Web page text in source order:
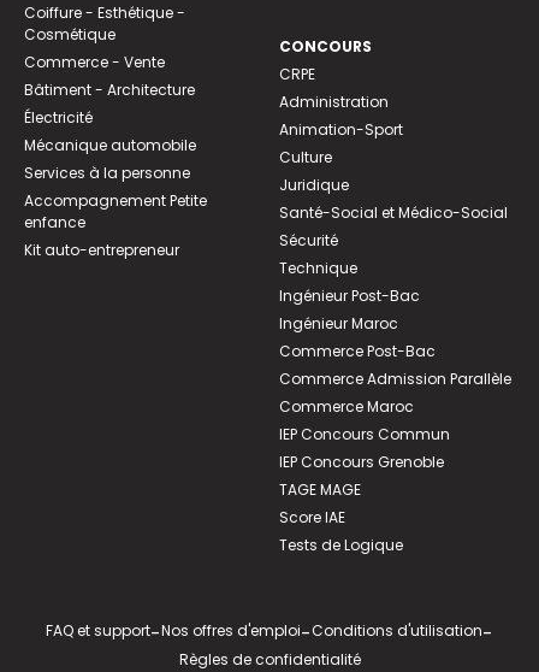
Coiffure - Esthétique -
Cosmétique
Commerce - Vente
Bâtiment - Architecture
Électricité
Mécanique automobile
Services à la personne
Accompagnement Petite
enfance
Kit auto-entrepreneur
CONCOURS
CRPE
Administration
Animation-Sport
Culture
Juridique
Santé-Social et Médico-Social
Sécurité
Technique
Ingénieur Post-Bac
Ingénieur Maroc
Commerce Post-Bac
Commerce Admission Parallèle
Commerce Maroc
IEP Concours Commun
IEP Concours Grenoble
TAGE MAGE
Score IAE
Tests de Logique
FAQ et support-Nos offres d'emploi-Conditions d'utilisation-
Règles de confidentialité